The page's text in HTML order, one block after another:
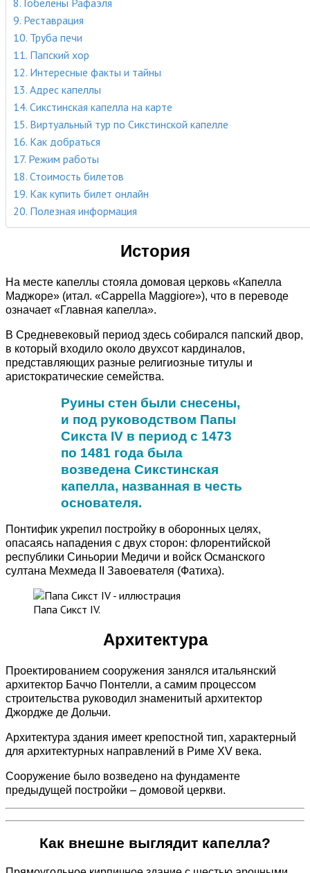
Гобелены Рафаэля
Реставрация
Труба печи
Папский хор
Интересные факты и тайны
Адрес капеллы
Сикстинская капелла на карте
Виртуальный тур по Сикстинской капелле
Как добраться
Режим работы
Стоимость билетов
Как купить билет онлайн
Полезная информация
История
На месте капеллы стояла домовая церковь «Капелла
Маджоре» (итал. «Cappella Maggiore»), что в переводе
означает «Главная капелла».
В Средневековый период здесь собирался папский двор,
в который входило около двухсот кардиналов,
представляющих разные религиозные титулы и
аристократические семейства.
Руины стен были снесены,
и под руководством Папы
Сикста IV в период с 1473
по 1481 года была
возведена Сикстинская
капелла, названная в честь
основателя.
Понтифик укрепил постройку в оборонных целях,
опасаясь нападения с двух сторон: флорентийской
республики Синьории Медичи и войск Османского
султана Мехмеда II Завоевателя (Фатиха).
Папа Сикст IV.
Архитектура
Проектированием сооружения занялся итальянский
архитектор Баччо Понтелли, а самим процессом
строительства руководил знаменитый архитектор
Джордже де Дольчи.
Архитектура здания имеет крепостной тип, характерный
для архитектурных направлений в Риме XV века.
Сооружение было возведено на фундаменте
предыдущей постройки – домовой церкви.
Как внешне выглядит капелла?